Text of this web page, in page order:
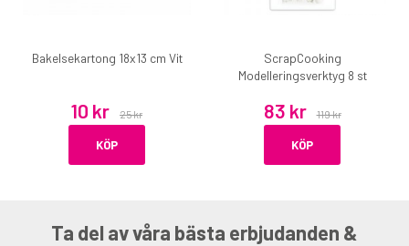
Bakelsekartong 18x13 cm Vit
10 kr 25 kr
KÖP
ScrapCooking
Modelleringsverktyg 8 st
83 kr 119 kr
KÖP
Ta del av våra bästa erbjudanden &